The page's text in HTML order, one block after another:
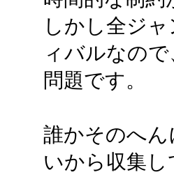
しかし全ジ
ィバルなの
問題です。
誰かそのへ
いから収集